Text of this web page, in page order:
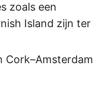
zoals een
Island zijn ter
Cork–Amsterdam